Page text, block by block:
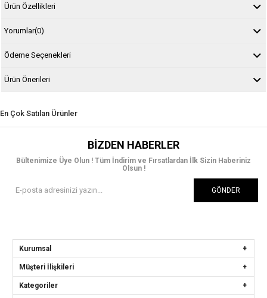
Ürün Özellikleri
Yorumlar(0)
Ödeme Seçenekleri
Ürün Önerileri
En Çok Satılan Ürünler
BIZDEN HABERLER
Bültenimize Üye Olun ! Tüm İndirim ve Fırsatlardan İlk Sizin Haberiniz
Olsun !
GÖNDER
Kurumsal
Müşteri İlişkileri
Kategoriler